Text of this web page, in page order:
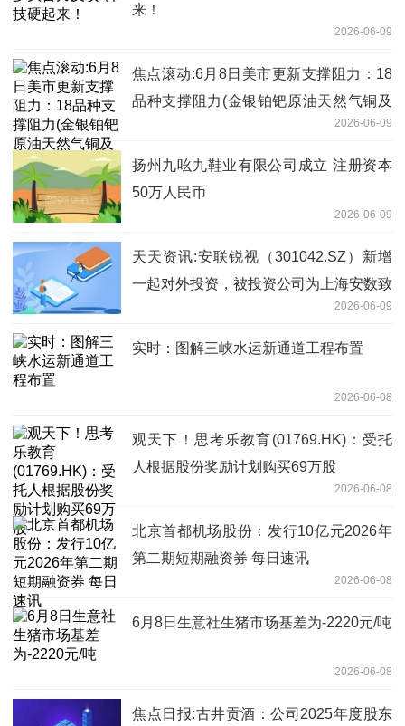
来！
2026-06-09
焦点滚动:6月8日美市更新支撑阻力：18
品种支撑阻力(金银铂钯原油天然气铜及
2026-06-09
扬州九吆九鞋业有限公司成立 注册资本
50万人民币
2026-06-09
天天资讯:安联锐视（301042.SZ）新增
一起对外投资，被投资公司为上海安数致
2026-06-09
实时：图解三峡水运新通道工程布置
2026-06-08
观天下！思考乐教育(01769.HK)：受托
人根据股份奖励计划购买69万股
2026-06-08
北京首都机场股份：发行10亿元2026年
第二期短期融资券 每日速讯
2026-06-08
6月8日生意社生猪市场基差为-2220元/吨
2026-06-08
焦点日报:古井贡酒：公司2025年度股东